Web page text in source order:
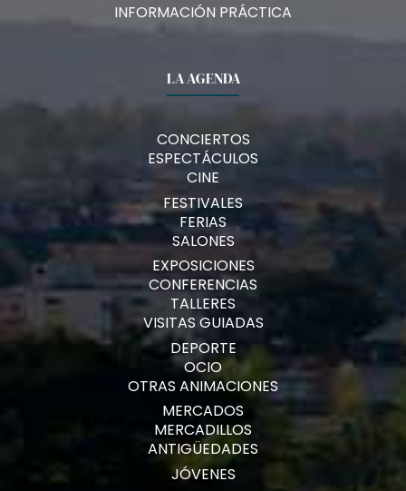
INFORMACIÓN PRÁCTICA
LA AGENDA
CONCIERTOS
ESPECTÁCULOS
CINE
FESTIVALES
FERIAS
SALONES
EXPOSICIONES
CONFERENCIAS
TALLERES
VISITAS GUIADAS
DEPORTE
OCIO
OTRAS ANIMACIONES
MERCADOS
MERCADILLOS
ANTIGÜEDADES
JÓVENES